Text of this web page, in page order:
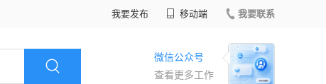
我要发布 移动端 我要联系
微信公众号
查看更多工作